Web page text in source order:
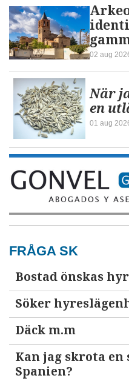
02 aug
När
en
01 aug
FRÅGA SK
Bostad önskas
Söker
Däck m.m
Kan jag skrota en
Spanien?